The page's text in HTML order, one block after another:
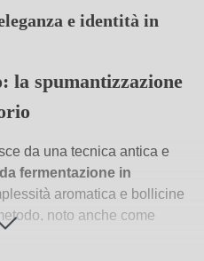
e identità in
la spumantizzazione
da una tecnica antica e
fermentazione in
aromatica e bollicine
noto anche come